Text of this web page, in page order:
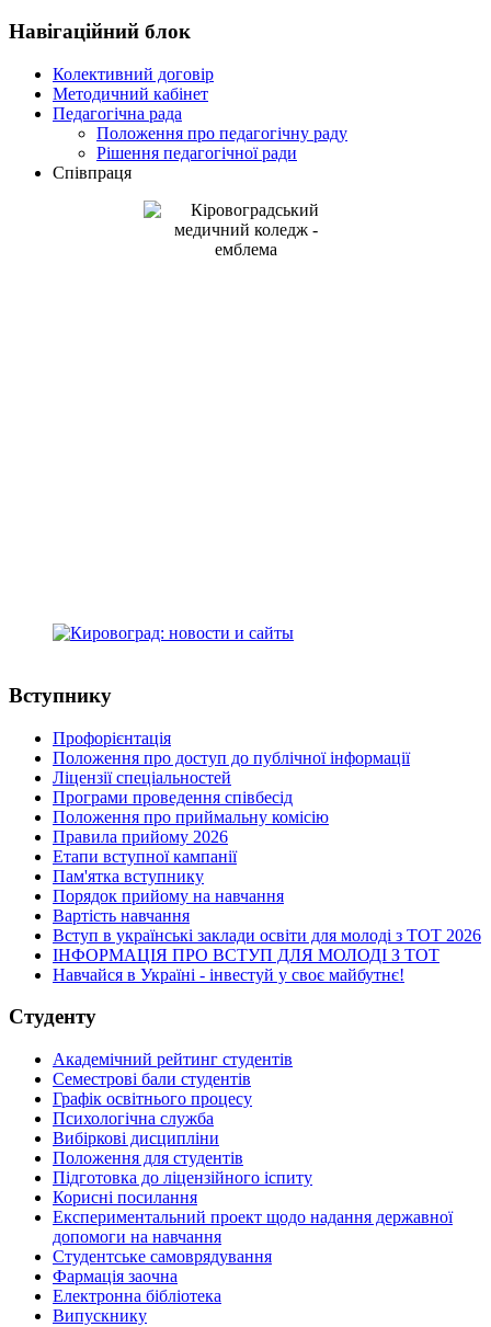
Навігаційний блок
Колективний договір
Методичний кабінет
Педагогічна рада
Положення про педагогічну раду
Рішення педагогічної ради
Співпраця
Вступнику
Профорієнтація
Положення про доступ до публічної інформації
Ліцензії спеціальностей
Програми проведення співбесід
Положення про приймальну комісію
Правила прийому 2026
Етапи вступної кампанії
Пам'ятка вступнику
Порядок прийому на навчання
Вартість навчання
Вступ в українські заклади освіти для молоді з ТОТ 2026
ІНФОРМАЦІЯ ПРО ВСТУП ДЛЯ МОЛОДІ З ТОТ
Навчайся в Україні - інвестуй у своє майбутнє!
Студенту
Академічний рейтинг студентів
Семестрові бали студентів
Графік освітнього процесу
Психологічна служба
Вибіркові дисципліни
Положення для студентів
Підготовка до ліцензійного іспиту
Корисні посилання
Експериментальний проект щодо надання державної
допомоги на навчання
Студентське самоврядування
Фармація заочна
Електронна бібліотека
Випускнику